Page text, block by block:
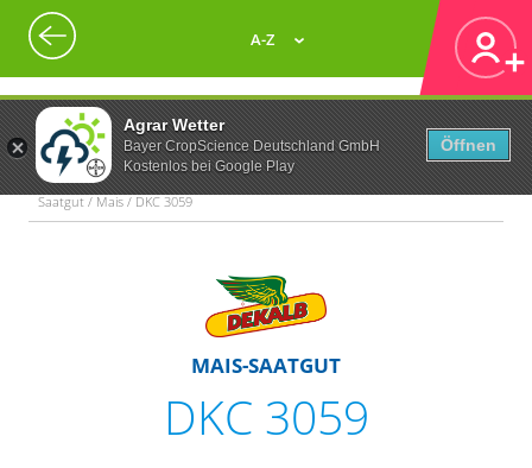
Agrar Wetter
Bayer CropScience Deutschland GmbH
Kostenlos bei Google Play
Öffnen
A-Z
Saatgut / Mais / DKC 3059
MAIS-SAATGUT
DKC 3059